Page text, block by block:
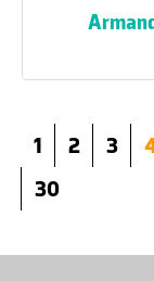
1 2 3
30